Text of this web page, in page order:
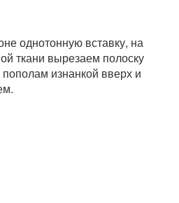
однотонную вставку, на
ткани вырезаем полоску
изнанкой вверх и